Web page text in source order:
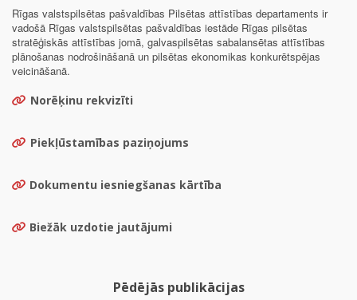
Rīgas valstspilsētas pašvaldības Pilsētas attīstības departaments ir
vadošā Rīgas valstspilsētas pašvaldības iestāde Rīgas pilsētas
stratēģiskās attīstības jomā, galvaspilsētas sabalansētas attīstības
plānošanas nodrošināšanā un pilsētas ekonomikas konkurētspējas
veicināšanā.
Norēķinu rekvizīti
Piekļūstamības paziņojums
Dokumentu iesniegšanas kārtība
Biežāk uzdotie jautājumi
Pēdējās publikācijas